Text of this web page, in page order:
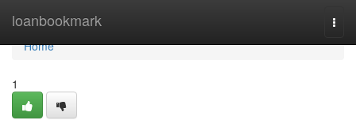
loanbookmark
Home
Home
1